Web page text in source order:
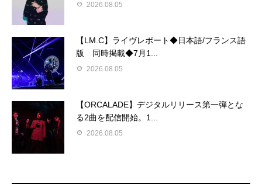
2026.08.05
【LM.C】ライヴレポート◆日本語/フランス語
版 同時掲載◆7月1...
2026.08.05
【ORCALADE】デジタルリリース第一弾とな
る2曲を配信開始。1...
2026.08.05